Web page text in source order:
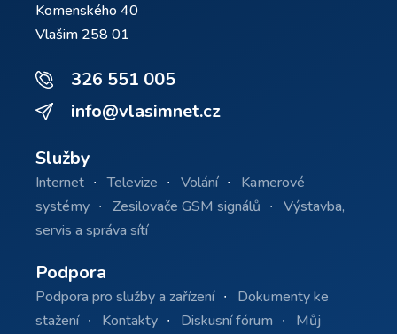
Komenského 40
Vlašim 258 01
326 551 005
info@vlasimnet.cz
Služby
Internet Televize Volání
Kamerové
systémy
Zesilovače GSM signálů
Výstavba,
servis a správa sítí
Podpora
Podpora pro služby a zařízení
Dokumenty ke
stažení
Kontakty Diskusní fórum
Můj